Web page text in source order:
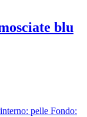
blu
pelle Fondo: